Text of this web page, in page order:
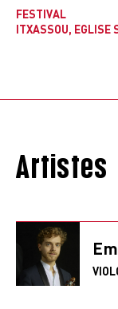
FESTIVAL
ITXASSOU, EGLISE
Artistes